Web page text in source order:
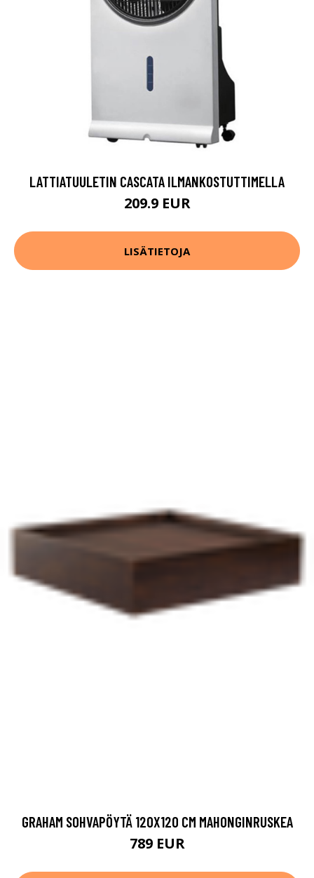
LATTIATUULETIN CASCATA ILMANKOSTUTTIMELLA
209.9 EUR
LISÄTIETOJA
GRAHAM SOHVAPÖYTÄ 120X120 CM MAHONGINRUSKEA
789 EUR